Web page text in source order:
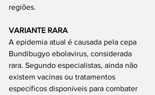
regiões.
VARIANTE RARA
A epidemia atual é causada pela cepa
Bundibugyo ebolavirus, considerada
rara. Segundo especialistas, ainda não
existem vacinas ou tratamentos
específicos disponíveis para combater